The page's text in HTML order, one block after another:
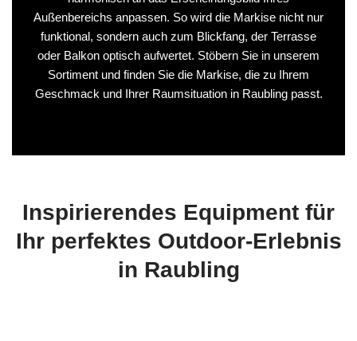
Außenbereichs anpassen. So wird die Markise nicht nur
funktional, sondern auch zum Blickfang, der Terrasse
oder Balkon optisch aufwertet. Stöbern Sie in unserem
Sortiment und finden Sie die Markise, die zu Ihrem
Geschmack und Ihrer Raumsituation in Raubling passt.
Inspirierendes Equipment für
Ihr perfektes Outdoor-Erlebnis
in Raubling